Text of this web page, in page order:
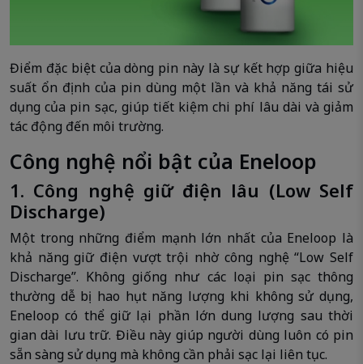
Điểm đặc biệt của dòng pin này là sự kết hợp giữa hiệu
suất ổn định của pin dùng một lần và khả năng tái sử
dụng của pin sạc, giúp tiết kiệm chi phí lâu dài và giảm
tác động đến môi trường.
Công nghệ nổi bật của Eneloop
1. Công nghệ giữ điện lâu (Low Self
Discharge)
Một trong những điểm mạnh lớn nhất của Eneloop là
khả năng giữ điện vượt trội nhờ công nghệ “Low Self
Discharge”. Không giống như các loại pin sạc thông
thường dễ bị hao hụt năng lượng khi không sử dụng,
Eneloop có thể giữ lại phần lớn dung lượng sau thời
gian dài lưu trữ. Điều này giúp người dùng luôn có pin
sẵn sàng sử dụng mà không cần phải sạc lại liên tục.